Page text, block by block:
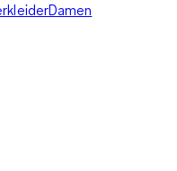
Damen